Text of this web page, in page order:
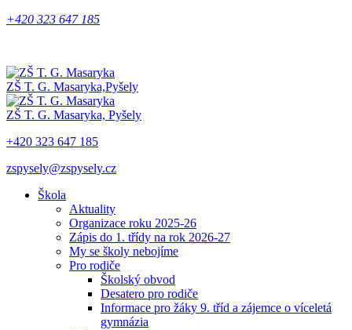
+420 323 647 185
ZŠ T. G. Masaryka,Pyšely
ZŠ T. G. Masaryka, Pyšely
+420 323 647 185
zspysely@zspysely.cz
Škola
Aktuality
Organizace roku 2025-26
Zápis do 1. třídy na rok 2026-27
My se školy nebojíme
Pro rodiče
Školský obvod
Desatero pro rodiče
Informace pro žáky 9. tříd a zájemce o víceletá
gymnázia